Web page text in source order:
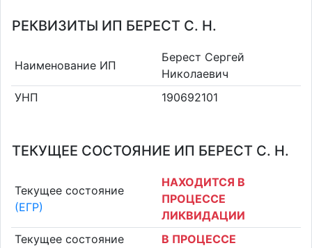
РЕКВИЗИТЫ ИП БЕРЕСТ С. Н.
Наименование ИП
Берест Сергей
Николаевич
УНП
190692101
ТЕКУЩЕЕ СОСТОЯНИЕ ИП БЕРЕСТ С. Н.
Текущее состояние
(ЕГР)
НАХОДИТСЯ В
ПРОЦЕССЕ
ЛИКВИДАЦИИ
Текущее состояние
В ПРОЦЕССЕ